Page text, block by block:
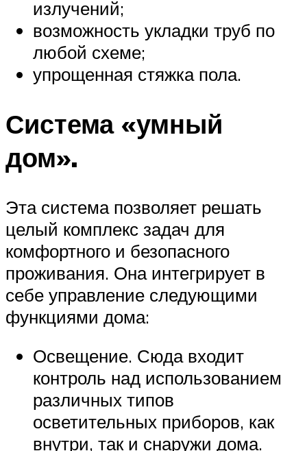
излучений;
возможность укладки труб по
любой схеме;
упрощенная стяжка пола.
Система «умный
дом».
Эта система позволяет решать
целый комплекс задач для
комфортного и безопасного
проживания. Она интегрирует в
себе управление следующими
функциями дома:
Освещение. Сюда входит
контроль над использованием
различных типов
осветительных приборов, как
внутри, так и снаружи дома.